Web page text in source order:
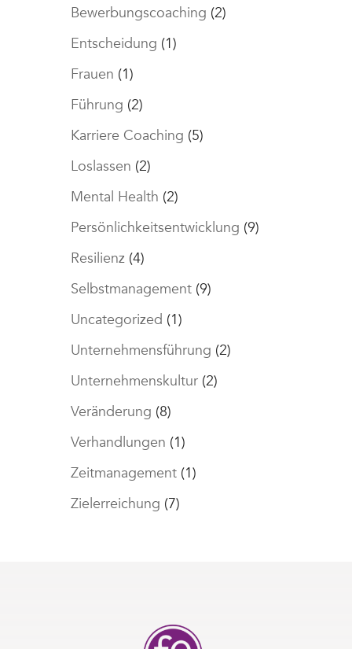
Bewerbungscoaching (2)
Entscheidung (1)
Frauen (1)
Führung (2)
Karriere Coaching (5)
Loslassen (2)
Mental Health (2)
Persönlichkeitsentwicklung (9)
Resilienz(4)
Selbstmanagement(9)
Uncategorized (1)
Unternehmensführung (2)
Unternehmenskultur(2)
Veränderung (8)
Verhandlungen (1)
Zeitmanagement(1)
Zielerreichung (7)